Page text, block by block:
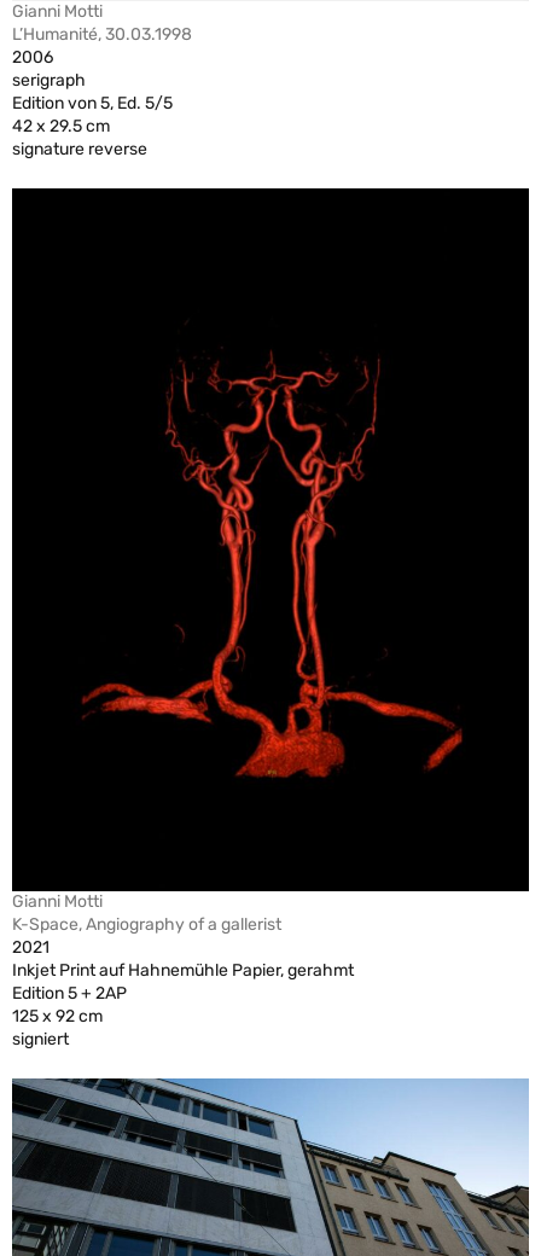
Gianni Motti
L’Humanité, 30.03.1998
2006
serigraph
Edition von 5, Ed. 5/5
42 x 29.5 cm
signature reverse
Gianni Motti
K-Space, Angiography of a gallerist
2021
Inkjet Print auf Hahnemühle Papier, gerahmt
Edition 5 + 2AP
125 x 92 cm
signiert